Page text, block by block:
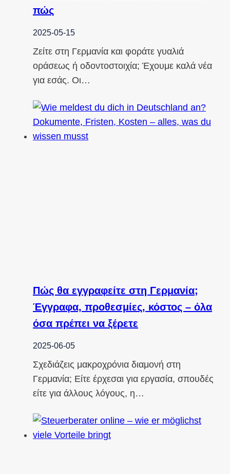
πώς
2025-05-15
Ζείτε στη Γερμανία και φοράτε γυαλιά
οράσεως ή οδοντοστοιχία; Έχουμε καλά νέα
για εσάς. Οι…
Πώς θα εγγραφείτε στη Γερμανία;
Έγγραφα, προθεσμίες, κόστος – όλα
όσα πρέπει να ξέρετε
2025-06-05
Σχεδιάζεις μακροχρόνια διαμονή στη
Γερμανία; Είτε έρχεσαι για εργασία, σπουδές
είτε για άλλους λόγους, η…